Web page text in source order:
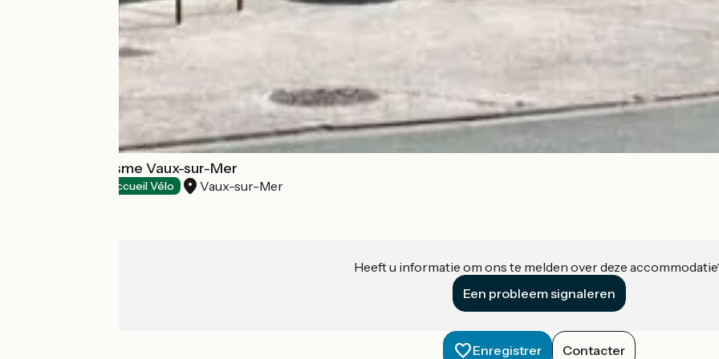
Office de Tourisme Vaux-sur-Mer
Accueil Vélo Vaux-sur-Mer
Heeft u informatie om ons te melden over deze
Een probleem signaleren
Enregistrer Contacter